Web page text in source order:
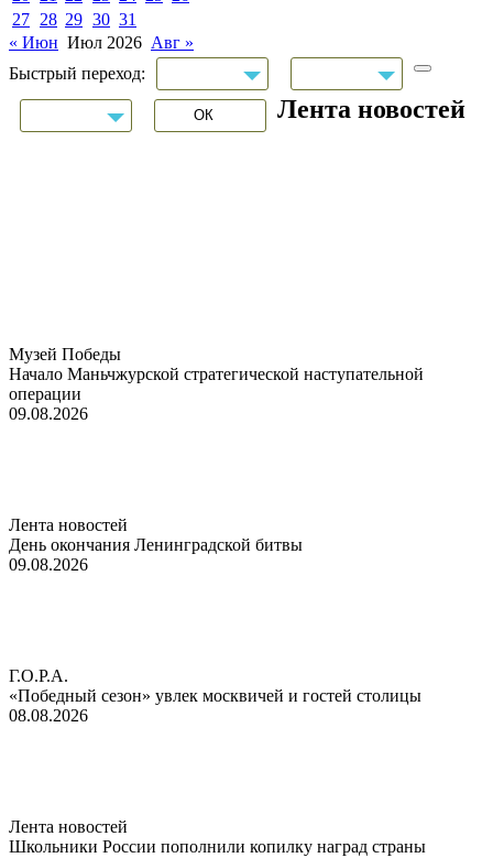
27 28 29 30 31
« Июн Июл 2026 Авг »
Быстрый переход:
Лента новостей
Музей Победы
Начало Маньчжурской стратегической наступательной
операции
09.08.2026
Лента новостей
День окончания Ленинградской битвы
09.08.2026
Г.О.Р.А.
«Победный сезон» увлек москвичей и гостей столицы
08.08.2026
Лента новостей
Школьники России пополнили копилку наград страны